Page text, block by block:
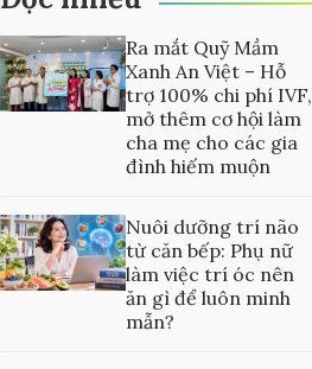
Ra mắt Quỹ Mầm
Xanh An Việt – Hỗ
trợ 100% chi phí IVF,
mở thêm cơ hội làm
cha mẹ cho các gia
đình hiếm muộn
Nuôi dưỡng trí não
từ căn bếp: Phụ nữ
làm việc trí óc nên
ăn gì để luôn minh
mẫn?